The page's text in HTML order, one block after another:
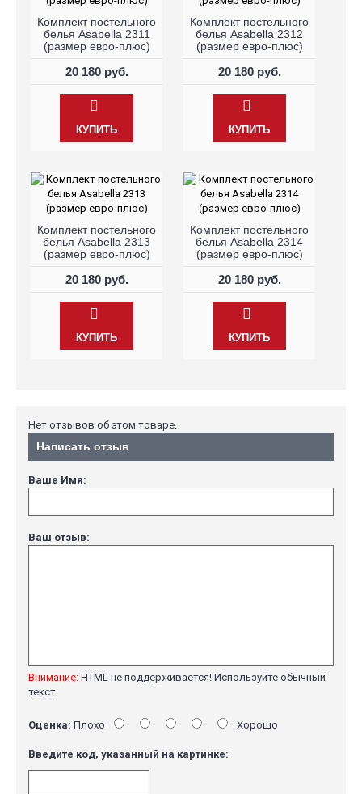
Комплект постельного
белья Asabella 2311
(размер евро-плюс)
20 180 руб.
КУПИТЬ
Комплект постельного
белья Asabella 2312
(размер евро-плюс)
20 180 руб.
КУПИТЬ
Комплект постельного
белья Asabella 2313
(размер евро-плюс)
20 180 руб.
КУПИТЬ
Комплект постельного
белья Asabella 2314
(размер евро-плюс)
20 180 руб.
КУПИТЬ
Нет отзывов об этом товаре.
Написать отзыв
Ваше Имя:
Ваш отзыв:
Внимание: HTML не поддерживается! Используйте обычный
текст.
Оценка: Плохо Хорошо
Введите код, указанный на картинке: